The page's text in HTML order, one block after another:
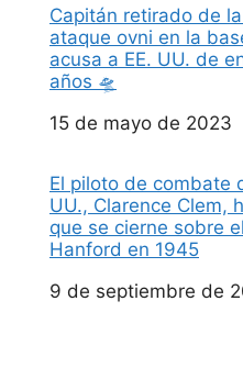
Capitán retirado de
ataque ovni en la
acusa a EE. UU. de
años 🛸
Fecha
15 de mayo de 2023
El piloto de combate
UU., Clarence Clem,
que se cierne sobre
Hanford en 1945
Fecha
9 de septiembre de